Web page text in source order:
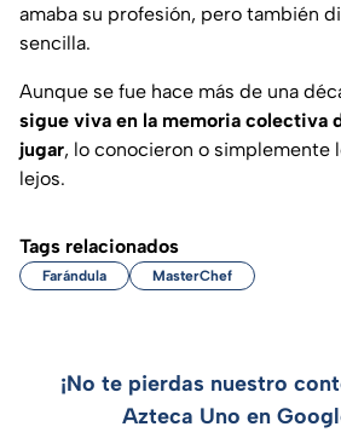
amaba su profesión, pero también
sencilla.
Aunque se fue hace más de una
sigue viva en la memoria colectiva
jugar, lo conocieron o simplemente
lejos.
Tags relacionados
Farándula MasterChef
¡No te pierdas nuestro
Azteca Uno en